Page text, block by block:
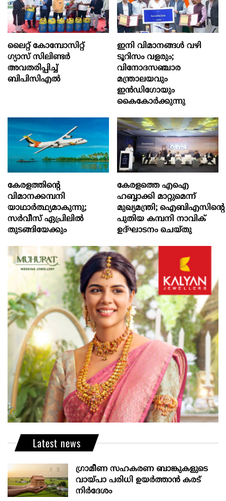
ലൈറ്റ് കോമ്പോസിറ്റ്
ഗ്യാസ് സിലിണ്ടർ
അവതരിപ്പിച്ച്
ബിപിസിഎൽ
ഇനി വിമാനങ്ങള്‍ വഴി
ടൂറിസം വളരും;
വിനോദസഞ്ചാര
മന്ത്രാലയവും
ഇന്‍ഡിഗോയും
കൈകോര്‍ക്കുന്നു
കേരളത്തിന്റെ
വിമാനക്കമ്പനി
യാഥാര്‍ത്ഥ്യമാകുന്നു;
സര്‍വീസ് ഏപ്രിലില്‍
തുടങ്ങിയേക്കും
കേരളത്തെ എഐ
ഹബ്ബാക്കി മാറ്റുമെന്ന്
മുഖ്യമന്ത്രി; ഐബിഎസിന്റെ
പുതിയ കമ്പനി നാവിക്
ഉദ്ഘാടനം ചെയ്തു
Latest news
ഗ്രാമീണ സഹകരണ ബാങ്കുകളുടെ
വായ്പാ പരിധി ഉയർത്താൻ കരട്
നിർദേശം